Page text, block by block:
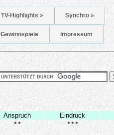
TV-Highlights » Synchro »
Gewinnspiele Impressum
Anspruch Eindruck
** ***